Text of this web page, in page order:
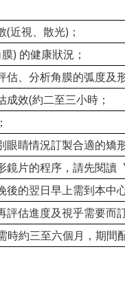
視、散光)；
) 的健康狀況；
、分析角膜的弧度及
效(約二至三小時；
睛情況訂製合適的矯
片的程序，請先閱讀
的翌日早上需到本中
估進度及視乎需要而
約三至六個月，期間